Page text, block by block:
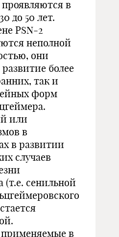
проявляются в
до 50 лет.
PSN-2
неполной
они
более
так и
форм
или
в
в развитии
случаев
(т.е. сенильной
в